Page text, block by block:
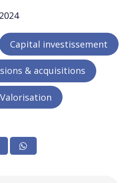
Capital investissement
& acquisitions
Valorisation